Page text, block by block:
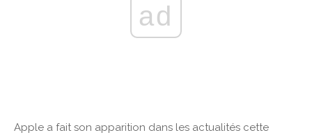
ad
Apple a fait son apparition dans les actualités cette